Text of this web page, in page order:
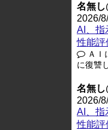
名無し
2026/
AI、
性能評
ＡＩ
に復讐
名無し
2026/
AI、
性能評